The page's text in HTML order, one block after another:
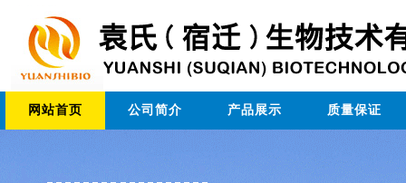
网站首页 公司简介 产品展示 质量保证